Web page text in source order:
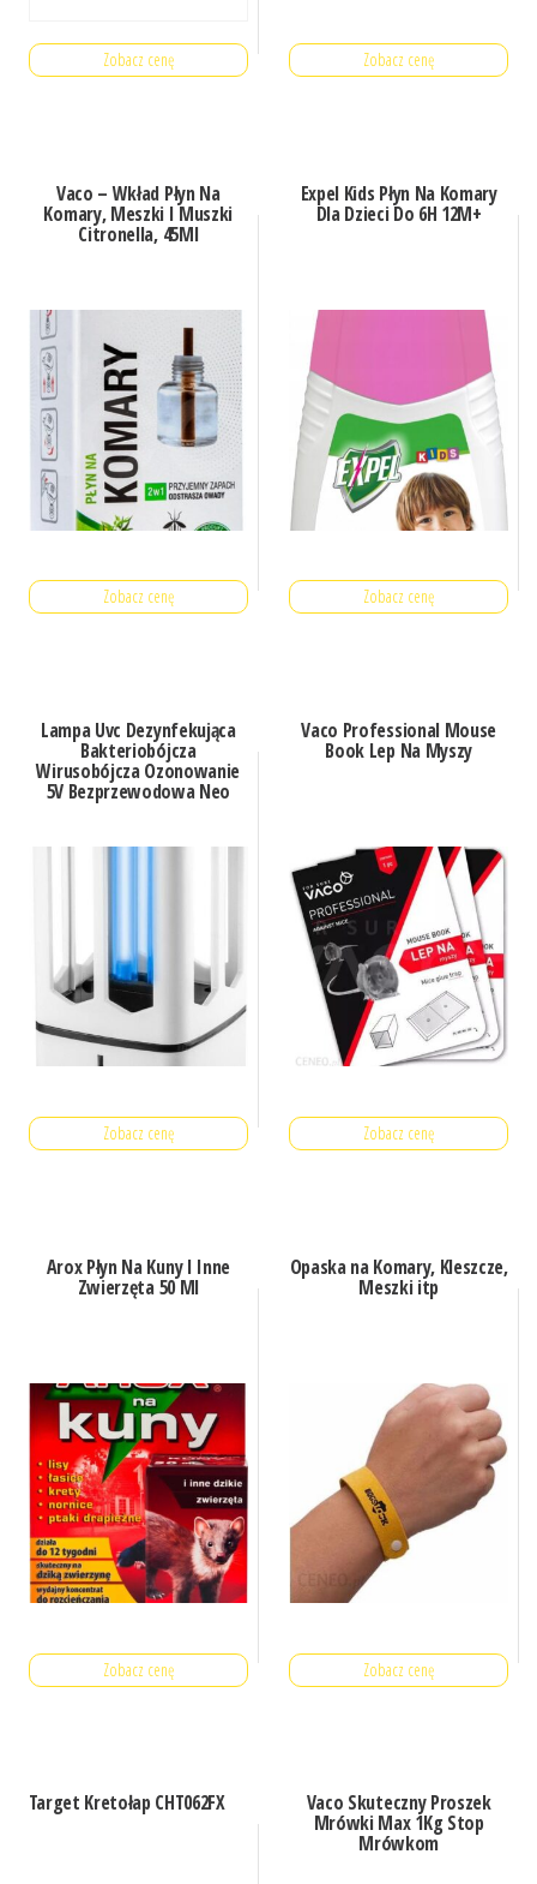
Zobacz cenę Zobacz cenę
Vaco – Wkład Płyn Na
Komary, Meszki I Muszki
Citronella, 45Ml
Zobacz cenę
Expel Kids Płyn Na Komary
Dla Dzieci Do 6H 12M+
Zobacz cenę
Lampa Uvc Dezynfekująca
Bakteriobójcza
Wirusobójcza Ozonowanie
5V Bezprzewodowa Neo
Zobacz cenę
Vaco Professional Mouse
Book Lep Na Myszy
Zobacz cenę
Arox Płyn Na Kuny I Inne
Zwierzęta 50 Ml
Zobacz cenę
Opaska na Komary, Kleszcze,
Meszki itp
Zobacz cenę
Target Kretołap CHT062FX Vaco Skuteczny Proszek
Mrówki Max 1Kg Stop
Mrówkom